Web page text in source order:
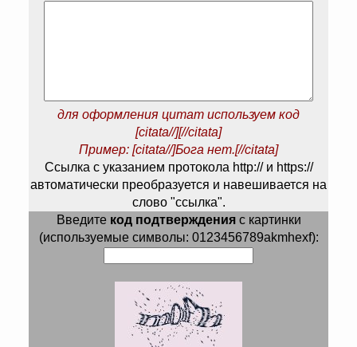
для оформления цитат используем код
[citata//][//citata]
Пример: [citata//]Бога нет.[//citata]
Ссылка с указанием протокола http:// и https://
автоматически преобразуется и навешивается на
слово "ссылка".
Введите код подтвержденияс картинки
(используемые символы: 0123456789akmhexf):